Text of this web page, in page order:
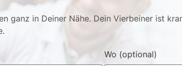
ganz in Deiner Nähe. Dein Vierbeiner ist
Wo (optional)